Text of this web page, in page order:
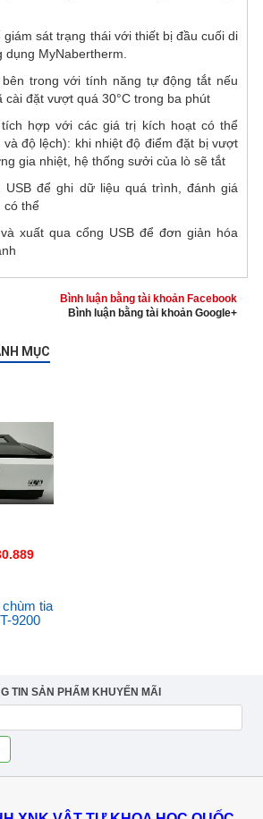
giám sát trạng thái với thiết bị đầu cuối di
MyNabertherm.
trong với tính năng tự động tắt nếu
cài đặt vượt quá 30°C trong ba phút
hợp với các giá trị kích hoạt có thể
độ lệch): khi nhiệt độ điểm đặt bị vượt
gia nhiệt, hệ thống sưởi của lò sẽ tắt
USB để ghi dữ liệu quá trình, đánh giá
có thể
xuất qua cổng USB để đơn giản hóa
Bình luận bằng tài khoản Facebook
Bình luận bằng tài khoản Google+
MỤC
tia
9200
TIN SẢN PHẨM KHUYẾN MÃI